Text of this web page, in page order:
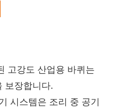
고강도 산업용 바퀴는
보장합니다.
시스템은 조리 중 공기